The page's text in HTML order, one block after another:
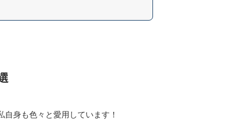
自身も色々と愛用しています！